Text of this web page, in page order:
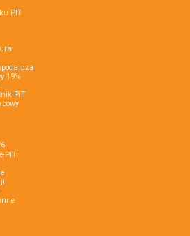
PIT
19%
PIT
PIT